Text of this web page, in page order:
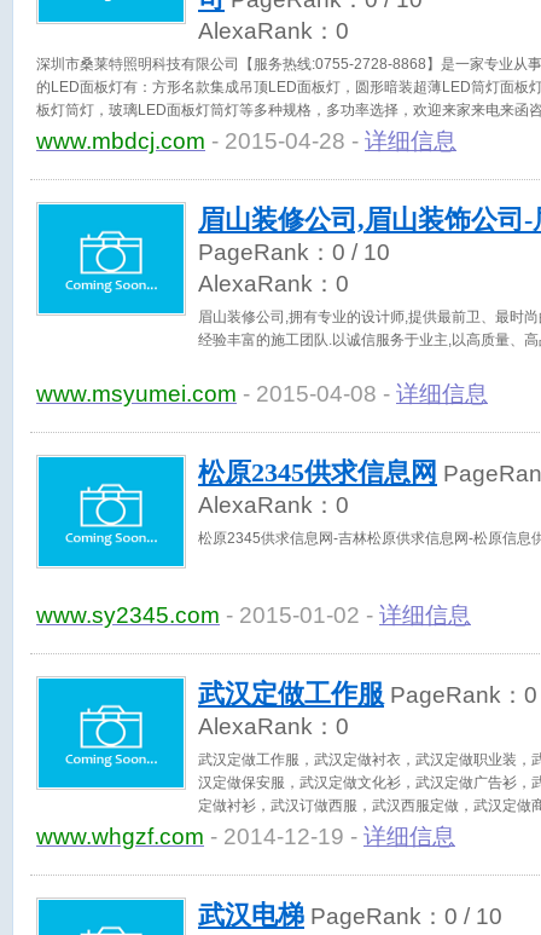
AlexaRank： 0
深圳市桑莱特照明科技有限公司【服务热线:0755-2728-8868】是一家专业从
的LED面板灯有：方形名款集成吊顶LED面板灯，圆形暗装超薄LED筒灯面板
板灯筒灯，玻璃LED面板灯筒灯等多种规格，多功率选择，欢迎来家来电来函
www.mbdcj.com - 2015-04-28 - 详细信息
眉山装修公司,眉山装饰公司
PageRank： 0 / 10
AlexaRank： 0
眉山装修公司,拥有专业的设计师,提供最前卫、最时
经验丰富的施工团队.以诚信服务于业主,以高质量、
www.msyumei.com - 2015-04-08 - 详细信息
松原2345供求信息网
AlexaRank： 0
松原2345供求信息网-吉林松原供求信息网-松原信息
www.sy2345.com - 2015-01-02 - 详细信息
武汉定做工作服 PageRank： 0
AlexaRank： 0
武汉定做工作服，武汉定做衬衣，武汉定做职业装，
汉定做保安服，武汉定做文化衫，武汉定做广告衫，
定做衬衫，武汉订做西服，武汉西服定做，武汉定做
www.whgzf.com - 2014-12-19 - 详细信息
武汉电梯 PageRank： 0 / 10